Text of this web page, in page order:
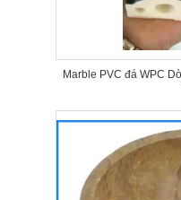
Marble PVC đá WPC